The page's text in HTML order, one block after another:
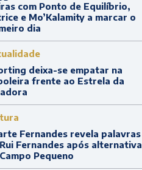
com Ponto de Equilíbrio,
e Mo’Kalamity a marcar o
dia
deixa-se empatar na
frente ao Estrela da
Fernandes revela palavras
Fernandes após alternativa
Pequeno